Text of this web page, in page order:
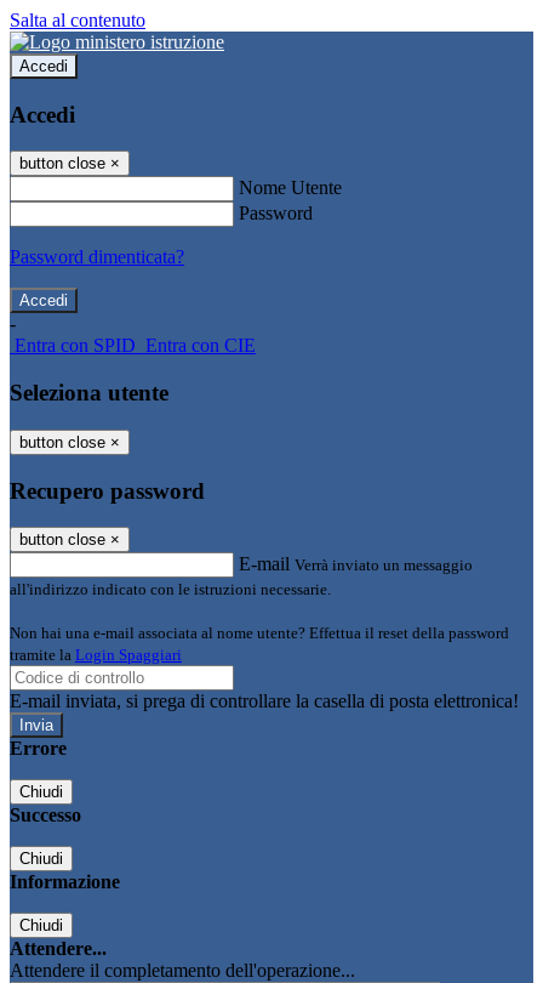
Salta al contenuto
Accedi
Accedi
button close ×
Nome Utente
Password
Password dimenticata?
-
Entra con SPID Entra con CIE
Seleziona utente
button close ×
Recupero password
button close ×
E-mail Verrà inviato un messaggio
all'indirizzo indicato con le istruzioni necessarie.
Non hai una e-mail associata al nome utente? Effettua il reset della password
tramite la Login Spaggiari
E-mail inviata, si prega di controllare la casella di posta elettronica!
Errore
Chiudi
Successo
Chiudi
Informazione
Chiudi
Attendere...
Attendere il completamento dell'operazione...